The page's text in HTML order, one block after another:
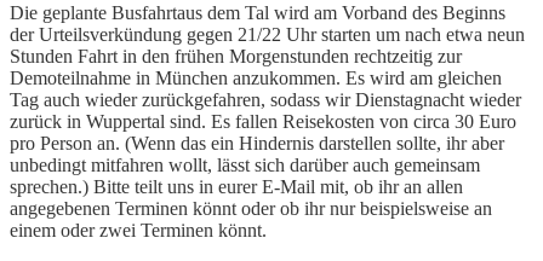
Die geplante Busfahrtaus dem Tal wird am Vorband des Beginns
der Urteilsverkündung gegen 21/22 Uhr starten um nach etwa neun
Stunden Fahrt in den frühen Morgenstunden rechtzeitig zur
Demoteilnahme in München anzukommen. Es wird am gleichen
Tag auch wieder zurückgefahren, sodass wir Dienstagnacht wieder
zurück in Wuppertal sind. Es fallen Reisekosten von circa 30 Euro
pro Person an. (Wenn das ein Hindernis darstellen sollte, ihr aber
unbedingt mitfahren wollt, lässt sich darüber auch gemeinsam
sprechen.) Bitte teilt uns in eurer E-Mail mit, ob ihr an allen
angegebenen Terminen könnt oder ob ihr nur beispielsweise an
einem oder zwei Terminen könnt.